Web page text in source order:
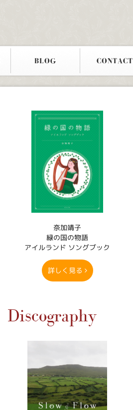
BLOG CONTACT
奈加靖子
緑の国の物語
アイルランド ソングブック
詳しく見る
Discography